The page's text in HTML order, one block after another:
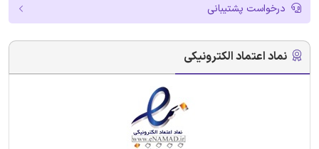
درخواست پشتیبانی
نماد اعتماد الکترونیکی